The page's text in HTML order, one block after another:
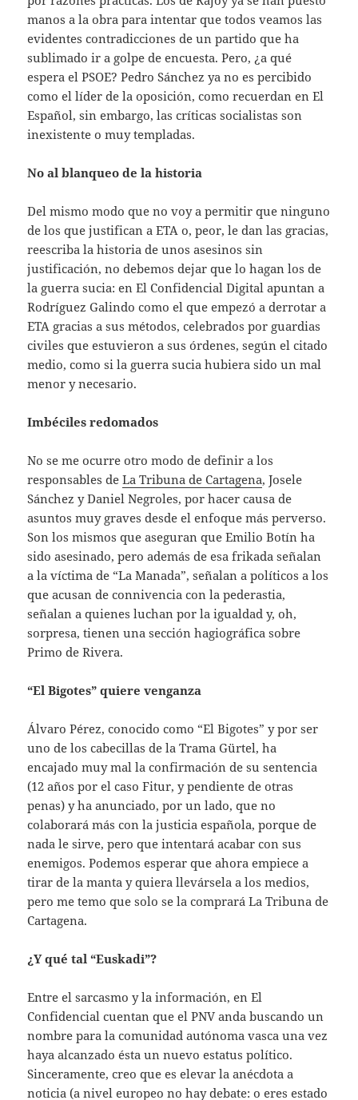
manos a la obra para intentar que todos veamos las
evidentes contradicciones de un partido que ha
sublimado ir a golpe de encuesta. Pero, ¿a qué
espera el PSOE? Pedro Sánchez ya no es percibido
como el líder de la oposición, como recuerdan en El
Español, sin embargo, las críticas socialistas son
inexistente o muy templadas.
No al blanqueo de la historia
Del mismo modo que no voy a permitir que ninguno
de los que justifican a ETA o, peor, le dan las gracias,
reescriba la historia de unos asesinos sin
justificación, no debemos dejar que lo hagan los de
la guerra sucia: en El Confidencial Digital apuntan a
Rodríguez Galindo como el que empezó a derrotar a
ETA gracias a sus métodos, celebrados por guardias
civiles que estuvieron a sus órdenes, según el citado
medio, como si la guerra sucia hubiera sido un mal
menor y necesario.
Imbéciles redomados
No se me ocurre otro modo de definir a los
responsables deLa Tribuna de Cartagena, Josele
Sánchez y Daniel Negroles, por hacer causa de
asuntos muy graves desde el enfoque más perverso.
Son los mismos que aseguran que Emilio Botín ha
sido asesinado, pero además de esa frikada señalan
a la víctima de “La Manada”, señalan a políticos a los
que acusan de connivencia con la pederastia,
señalan a quienes luchan por la igualdad y, oh,
sorpresa, tienen una sección hagiográfica sobre
Primo de Rivera.
“El Bigotes” quiere venganza
Álvaro Pérez, conocido como “El Bigotes” y por ser
uno de los cabecillas de la Trama Gürtel, ha
encajado muy mal la confirmación de su sentencia
(12 años por el caso Fitur, y pendiente de otras
penas) y ha anunciado, por un lado, que no
colaborará más con la justicia española, porque de
nada le sirve, pero que intentará acabar con sus
enemigos. Podemos esperar que ahora empiece a
tirar de la manta y quiera llevársela a los medios,
pero me temo que solo se la comprará La Tribuna de
Cartagena.
¿Y qué tal “Euskadi”?
Entre el sarcasmo y la información, en El
Confidencial cuentan que el PNV anda buscando un
nombre para la comunidad autónoma vasca una vez
haya alcanzado ésta un nuevo estatus político.
Sinceramente, creo que es elevar la anécdota a
noticia (a nivel europeo no hay debate: o eres estado